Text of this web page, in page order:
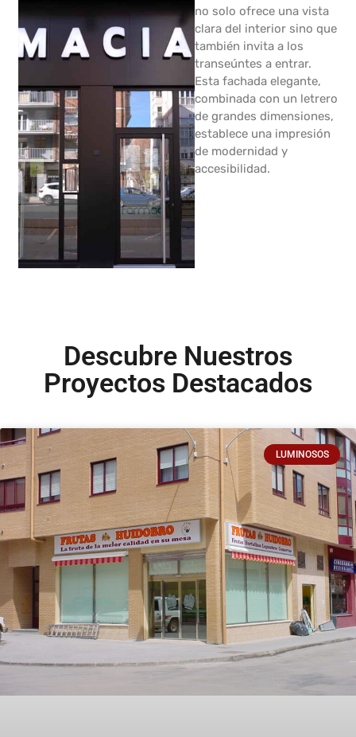
no solo ofrece una vista
clara del interior sino que
también invita a los
transeúntes a entrar.
Esta fachada elegante,
combinada con un letrero
de grandes dimensiones,
establece una impresión
de modernidad y
accesibilidad.
Descubre Nuestros
Proyectos Destacados
LUMINOSOS